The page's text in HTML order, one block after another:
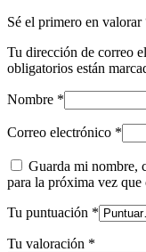
Sé el primero en
Tu dirección de correo
obligatorios están
Nombre *
Correo electrónico *
Guarda mi nombre,
para la próxima vez que
Tu puntuación *
Tu valoración *